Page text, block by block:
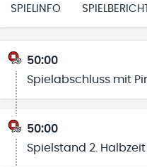
SPIELINFO SPIELBERICHT
50:00
Spielabschluss mit
50:00
Spielstand 2. Halbzeit